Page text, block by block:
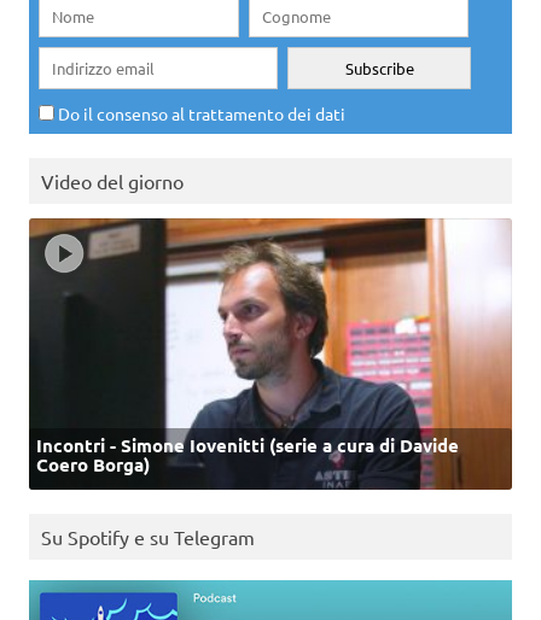
Do il consenso al trattamento dei dati
Video del giorno
Incontri - Simone Iovenitti (serie a cura di Davide
Coero Borga)
Su Spotify e su Telegram